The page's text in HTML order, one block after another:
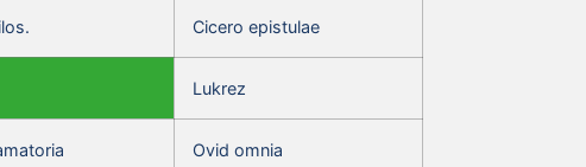
Cicero epistulae
Lukrez
Ovid omnia